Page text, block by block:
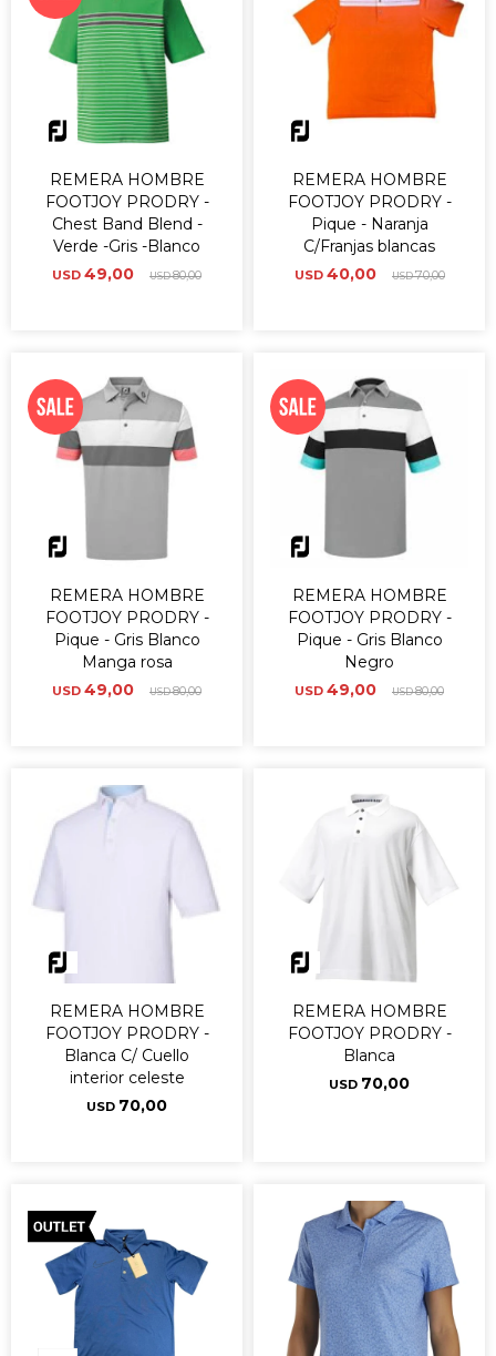
REMERA HOMBRE
FOOTJOY PRODRY -
Chest Band Blend -
Verde -Gris -Blanco
USD 49,00 USD80,00
REMERA HOMBRE
FOOTJOY PRODRY -
Pique - Naranja
C/Franjas blancas
USD 40,00 USD70,00
REMERA HOMBRE
FOOTJOY PRODRY -
Pique - Gris Blanco
Manga rosa
USD 49,00 USD80,00
REMERA HOMBRE
FOOTJOY PRODRY -
Pique - Gris Blanco
Negro
USD 49,00 USD80,00
REMERA HOMBRE
FOOTJOY PRODRY -
Blanca C/ Cuello
interior celeste
USD 70,00
REMERA HOMBRE
FOOTJOY PRODRY -
Blanca
USD 70,00